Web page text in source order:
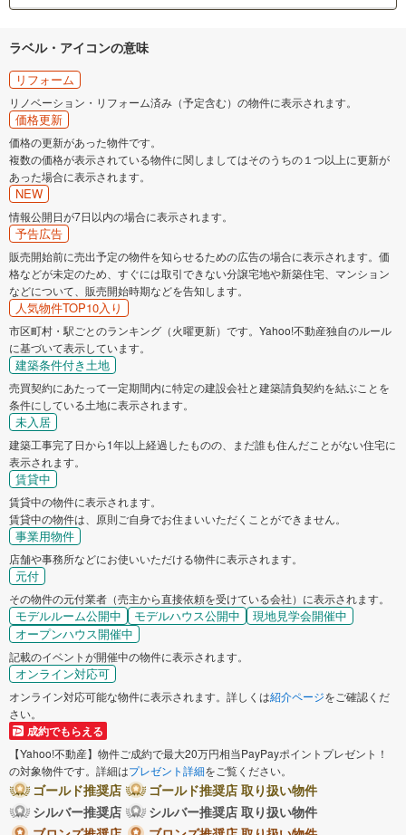
ラベル・アイコンの意味
リフォーム
リノベーション・リフォーム済み（予定含む）の物件に表示されます。
価格更新
価格の更新があった物件です。
複数の価格が表示されている物件に関しましてはそのうちの１つ以上に更新が
あった場合に表示されます。
NEW
情報公開日が7日以内の場合に表示されます。
予告広告
販売開始前に売出予定の物件を知らせるための広告の場合に表示されます。価
格などが未定のため、すぐには取引できない分譲宅地や新築住宅、マンション
などについて、販売開始時期などを告知します。
人気物件TOP10入り
市区町村・駅ごとのランキング（火曜更新）です。Yahoo!不動産独自のルール
に基づいて表示しています。
建築条件付き土地
売買契約にあたって一定期間内に特定の建設会社と建築請負契約を結ぶことを
条件にしている土地に表示されます。
未入居
建築工事完了日から1年以上経過したものの、まだ誰も住んだことがない住宅に
表示されます。
賃貸中
賃貸中の物件に表示されます。
賃貸中の物件は、原則ご自身でお住まいいただくことができません。
事業用物件
店舗や事務所などにお使いいただける物件に表示されます。
元付
その物件の元付業者（売主から直接依頼を受けている会社）に表示されます。
モデルルーム公開中 モデルハウス公開中
現地見学会開催中
オープンハウス開催中
記載のイベントが開催中の物件に表示されます。
オンライン対応可
オンライン対応可能な物件に表示されます。詳しくは紹介ページをご確認くだ
さい。
成約でもらえる
【Yahoo!不動産】物件ご成約で最大20万円相当PayPayポイントプレゼント！
の対象物件です。詳細はプレゼント詳細をご覧ください。
ゴールド推奨店
ゴールド推奨店 取り扱い物件
シルバー推奨店
シルバー推奨店 取り扱い物件